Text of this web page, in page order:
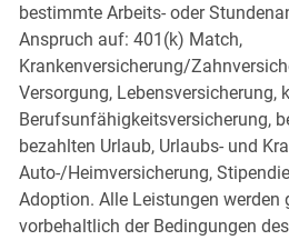
bestimmte Arbeits- oder
Anspruch auf: 401(k) Match,
Krankenversicherung/
Versorgung, Lebensversicherung,
Berufsunfähigkeitsversicherung,
bezahlten Urlaub, Urlaubs- und
Auto-/Heimversicherung,
Adoption. Alle Leistungen werden
vorbehaltlich der Bedingungen